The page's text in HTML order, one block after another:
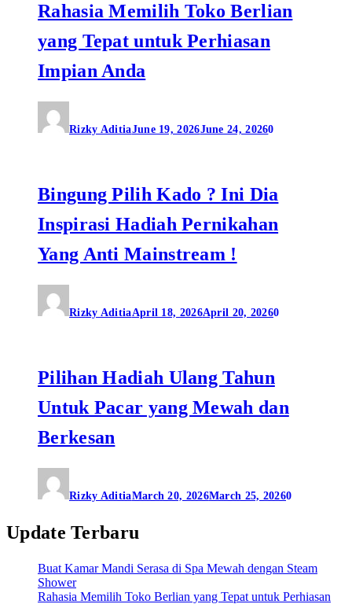
Rahasia Memilih Toko Berlian
yang Tepat untuk Perhiasan
Impian Anda
Rizky AditiaJune 19, 2026June 24, 20260
Bingung Pilih Kado ? Ini Dia
Inspirasi Hadiah Pernikahan
Yang Anti Mainstream !
Rizky AditiaApril 18, 2026April 20, 20260
Pilihan Hadiah Ulang Tahun
Untuk Pacar yang Mewah dan
Berkesan
Rizky AditiaMarch 20, 2026March 25, 20260
Update Terbaru
Buat Kamar Mandi Serasa di Spa Mewah dengan Steam
Shower
Rahasia Memilih Toko Berlian yang Tepat untuk Perhiasan